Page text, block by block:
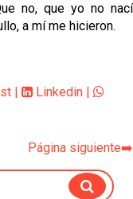
no, que yo no nací
a mí me hicieron.
Linkedin
Página siguiente➡️